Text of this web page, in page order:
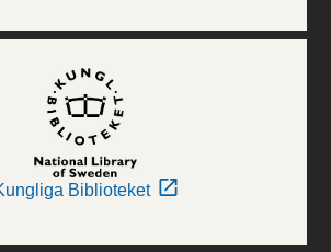
Biblioteket